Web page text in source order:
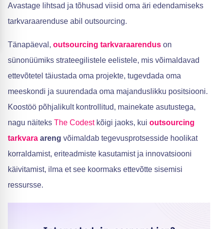
Avastage lihtsad ja tõhusad viisid oma äri edendamiseks
tarkvaraarenduse abil outsourcing.
Tänapäeval, outsourcing tarkvaraarendus on
sünonüümiks strateegilistele eelistele, mis võimaldavad
ettevõtetel täiustada oma projekte, tugevdada oma
meeskondi ja suurendada oma majanduslikku positsiooni.
Koostöö põhjalikult kontrollitud, mainekate asutustega,
nagu näiteks The Codestkõigi jaoks, kui outsourcing
tarkvara areng võimaldab tegevusprotsesside hoolikat
korraldamist, eriteadmiste kasutamist ja innovatsiooni
käivitamist, ilma et see koormaks ettevõtte sisemisi
ressursse.